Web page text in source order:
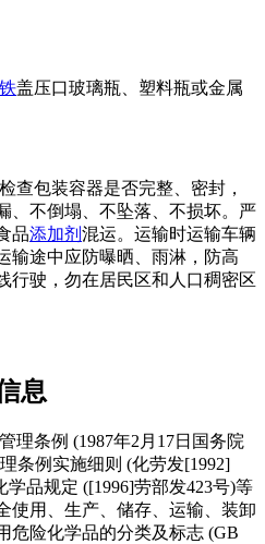
铁盖压口玻璃瓶、塑料瓶或金属
查包装容器是否完整、密封，
、不倒塌、不坠落、不损坏。严
品添加剂 混运。运输时运输车辆
输途中应防曝晒、雨淋，防高
行驶，勿在居民区和人口稠密区
息
理条例 (1987年2月17日国务院
条例实施细则 (化劳发[1992]
品规定 ([1996]劳部发423号)等
使用、生产、储存、运输、装卸
危险化学品的分类及标志 (GB